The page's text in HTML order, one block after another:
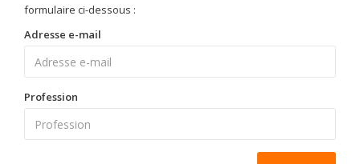
formulaire ci-dessous :
Adresse e-mail
Profession